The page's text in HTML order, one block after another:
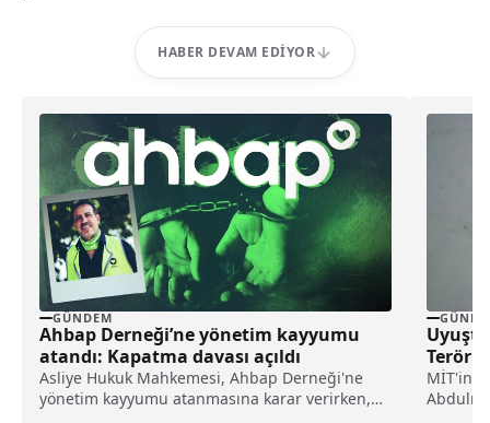
HABER DEVAM EDIYOR
GÜNDEM
Ahbap Derneği’ne yönetim kayyumu
atandı: Kapatma davası açıldı
Asliye Hukuk Mahkemesi, Ahbap Derneği'ne
yönetim kayyumu atanmasına karar verirken,
MİT'in